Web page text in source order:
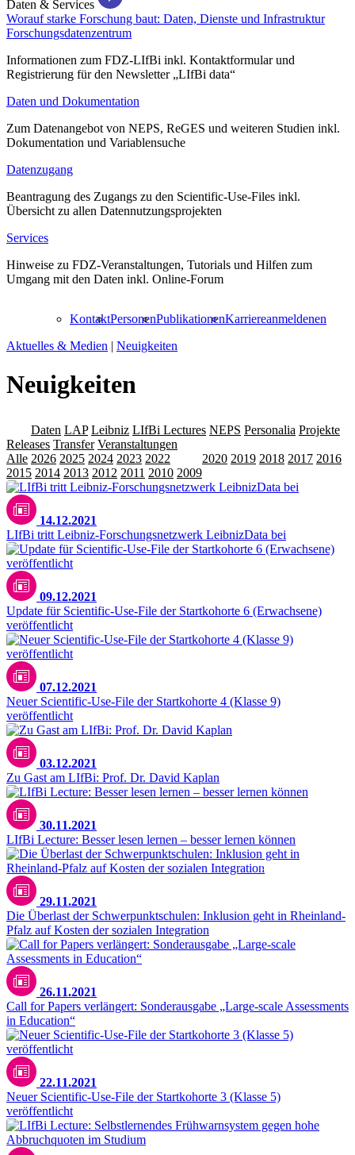
Daten & Services
Worauf starke Forschung baut: Daten, Dienste und Infrastruktur
Forschungsdatenzentrum
Informationen zum FDZ-LIfBi inkl. Kontaktformular und
Registrierung für den Newsletter „LIfBi data“
Daten und Dokumentation
Zum Datenangebot von NEPS, ReGES und weiteren Studien inkl.
Dokumentation und Variablensuche
Datenzugang
Beantragung des Zugangs zu den Scientific-Use-Files inkl.
Übersicht zu allen Datennutzungsprojekten
Services
Hinweise zu FDZ-Veranstaltungen, Tutorials und Hilfen zum
Umgang mit den Daten inkl. Online-Forum
KontaktPersonenPublikationenKarriereanmeldenen
Aktuelles & Medien | Neuigkeiten
Neuigkeiten
Daten LAP Leibniz LIfBi Lectures NEPS Personalia Projekte
Releases Transfer Veranstaltungen
Alle 2026 2025 2024 2023 2022 2020 2019 2018 2017 2016
2015 2014 2013 2012 2011 2010 2009
14.12.2021
LIfBi tritt Leibniz-Forschungsnetzwerk LeibnizData bei
09.12.2021
Update für Scientific-Use-File der Startkohorte 6 (Erwachsene)
veröffentlicht
07.12.2021
Neuer Scientific-Use-File der Startkohorte 4 (Klasse 9)
veröffentlicht
03.12.2021
Zu Gast am LIfBi: Prof. Dr. David Kaplan
30.11.2021
LIfBi Lecture: Besser lesen lernen – besser lernen können
Unsplash / Taylor Wilcox
29.11.2021
Die Überlast der Schwerpunktschulen: Inklusion geht in Rheinland-
Pfalz auf Kosten der sozialen Integration
26.11.2021
Call for Papers verlängert: Sonderausgabe „Large-scale Assessments
in Education“
22.11.2021
Neuer Scientific-Use-File der Startkohorte 3 (Klasse 5)
veröffentlicht